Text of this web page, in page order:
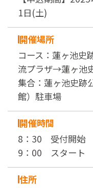
1日(土)
開催場所
コース：蓮ヶ池
流プラザ→蓮ヶ池
集合：蓮ヶ池史跡
館）駐車場
開催時間
8：30 受付開始
9：00 スタート
住所